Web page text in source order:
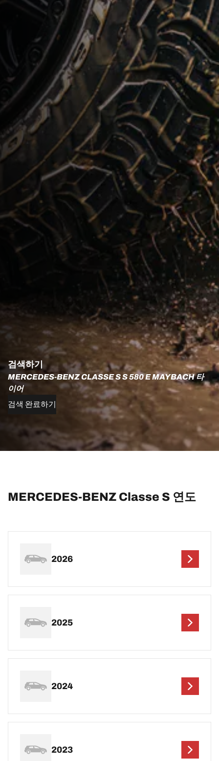
검색하기
MERCEDES-BENZ CLASSE S S 580 E MAYBACH 타
이어
검색 완료하기
MERCEDES-BENZ Classe S 연도
2026
2025
2024
2023